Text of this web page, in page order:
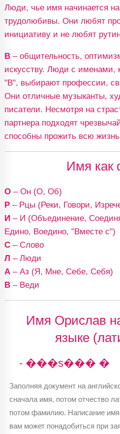
Люди, чье имя начинается
трудолюбивы. Они любят
инициативу и не любят
В– общительность,
искусству. Люди с именами,
"В", выбирают профессии,
Они отличные музыканты,
писатели. Несмотря на
партнера подходят
способны прожить всю
Имя как
О– Он (О, Об)
Р– Рцы (Реки, Говори,
И – И (Объединение,
Едино, Воедино, "Вместе с")
С– Слово
Л – Люди
А– Аз (Я, Мне, Себе, Себя)
В– Веди
Имя Орислав
языке
- ���s��� �
Заполняя документ на
сначала имя, потом отчество
потом фамилию. Написание
вам может понадобиться при